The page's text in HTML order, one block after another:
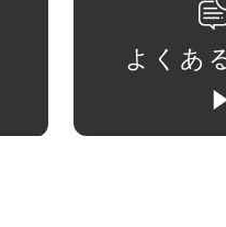
よくあ